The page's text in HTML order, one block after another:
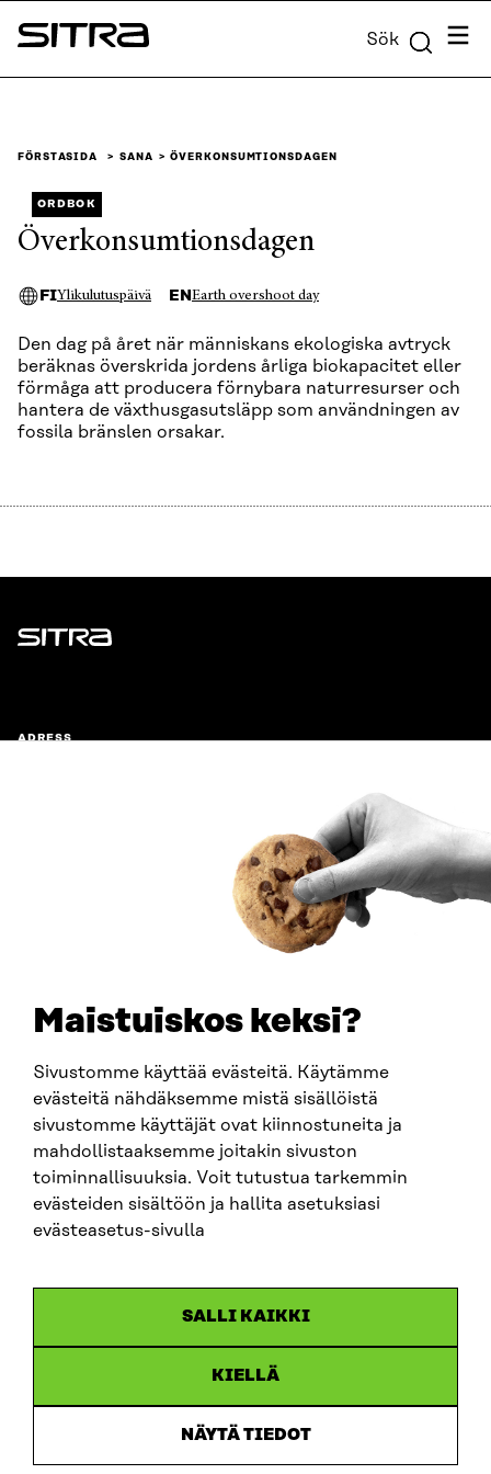
Maistuiskos keksi?
Sivustomme käyttää evästeitä. Käytämme
evästeitä nähdäksemme mistä sisällöistä
sivustomme käyttäjät ovat kiinnostuneita ja
mahdollistaaksemme joitakin sivuston
toiminnallisuuksia. Voit tutustua tarkemmin
evästeiden sisältöön ja hallita asetuksiasi
evästeasetus-sivulla
SALLI KAIKKI
KIELLÄ
NÄYTÄ TIEDOT
Skip to
content
Sitra Sök Meny
FÖRSTASIDA SANA ÖVERKONSUMTIONSDAGEN
ORDBOK
Överkonsumtionsdagen
FIYlikulutuspäivä EN Earth overshoot day
Den dag på året när människans ekologiska avtryck
beräknas överskrida jordens årliga biokapacitet eller
förmåga att producera förnybara naturresurser och
hantera de växthusgasutsläpp som användningen av
fossila bränslen orsakar.
Sitra
ADRESS
fornamn.efternamn@sitra.fi
SITRA PÅ SOCIALA MEDIER
LinkedIn
Instagram
YouTube
Tillgänglighetsutredning
Beskrivning av handlingsoffentligheten